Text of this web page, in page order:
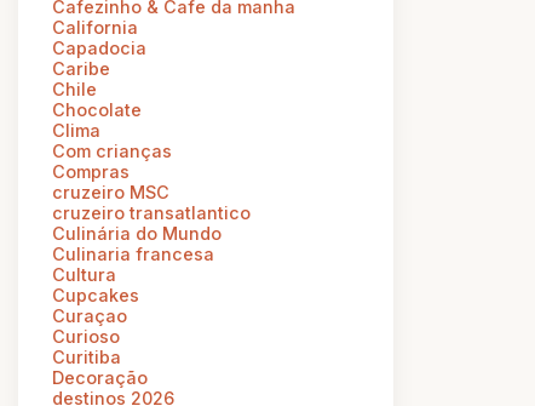
Cafezinho & Cafe da manha
California
Capadocia
Caribe
Chile
Chocolate
Clima
Com crianças
Compras
cruzeiro MSC
cruzeiro transatlantico
Culinária do Mundo
Culinaria francesa
Cultura
Cupcakes
Curaçao
Curioso
Curitiba
Decoração
destinos 2026